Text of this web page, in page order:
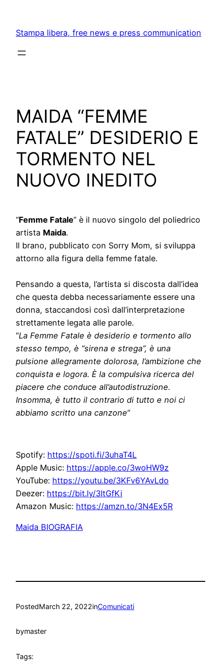
content
Stampa libera, free news e press communication
MAIDA “FEMME
FATALE” DESIDERIO E
TORMENTO NEL
NUOVO INEDITO
“Femme Fatale” è il nuovo singolo del poliedrico
artista Maida.
Il brano, pubblicato con Sorry Mom, si sviluppa
attorno alla figura della femme fatale.
Pensando a questa, l’artista si discosta dall’idea
che questa debba necessariamente essere una
donna, staccandosi così dall’interpretazione
strettamente legata alle parole.
“La Femme Fatale è desiderio e tormento allo
stesso tempo, è “sirena e strega”, è una
pulsione allegramente dolorosa, l’ambizione che
conquista e logora. È la compulsiva ricerca del
piacere che conduce all’autodistruzione.
Insomma, è tutto il contrario di tutto e noi ci
abbiamo scritto una canzone“
Spotify: https://spoti.fi/3uhaT4L
Apple Music: https://apple.co/3woHW9z
YouTube: https://youtu.be/3KFv6YAvLdo
Deezer: https://bit.ly/3ItGfKi
Amazon Music: https://amzn.to/3N4Ex5R
Maida BIOGRAFIA
PostedMarch 22, 2022inComunicati
bymaster
Tags: